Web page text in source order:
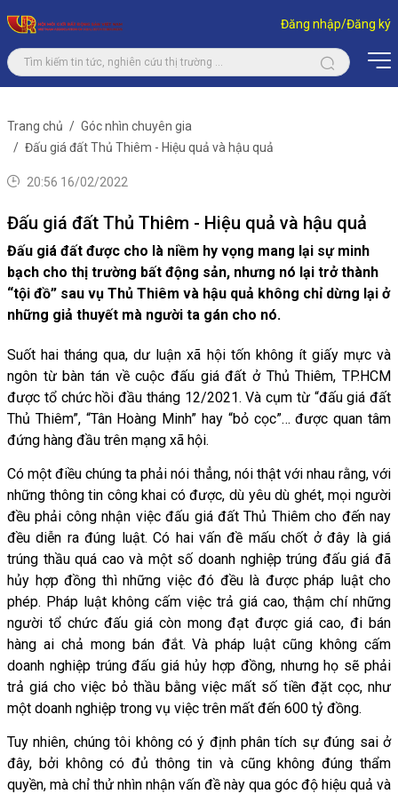
Đăng nhập/Đăng ký
Trang chủ
Góc nhìn chuyên gia
Đấu giá đất Thủ Thiêm - Hiệu quả và hậu quả
20:56 16/02/2022
Đấu giá đất Thủ Thiêm - Hiệu quả và hậu quả
Đấu giá đất được cho là niềm hy vọng mang lại sự minh
bạch cho thị trường bất động sản, nhưng nó lại trở thành
“tội đồ” sau vụ Thủ Thiêm và hậu quả không chỉ dừng lại ở
những giả thuyết mà người ta gán cho nó.
Suốt hai tháng qua, dư luận xã hội tốn không ít giấy mực và
ngôn từ bàn tán về cuộc đấu giá đất ở Thủ Thiêm, TP.HCM
được tổ chức hồi đầu tháng 12/2021. Và cụm từ “đấu giá đất
Thủ Thiêm”, “Tân Hoàng Minh” hay “bỏ cọc”… được quan tâm
đứng hàng đầu trên mạng xã hội.
Có một điều chúng ta phải nói thẳng, nói thật với nhau rằng, với
những thông tin công khai có được, dù yêu dù ghét, mọi người
đều phải công nhận việc đấu giá đất Thủ Thiêm cho đến nay
đều diễn ra đúng luật. Có hai vấn đề mấu chốt ở đây là giá
trúng thầu quá cao và một số doanh nghiệp trúng đấu giá đã
hủy hợp đồng thì những việc đó đều là được pháp luật cho
phép. Pháp luật không cấm việc trả giá cao, thậm chí những
người tổ chức đấu giá còn mong đạt được giá cao, đi bán
hàng ai chả mong bán đắt. Và pháp luật cũng không cấm
doanh nghiệp trúng đấu giá hủy hợp đồng, nhưng họ sẽ phải
trả giá cho việc bỏ thầu bằng việc mất số tiền đặt cọc, như
một doanh nghiệp trong vụ việc trên mất đến 600 tỷ đồng.
Tuy nhiên, chúng tôi không có ý định phân tích sự đúng sai ở
đây, bởi không có đủ thông tin và cũng không đúng thẩm
quyền, mà chỉ thử nhìn nhận vấn đề này qua góc độ hiệu quả và